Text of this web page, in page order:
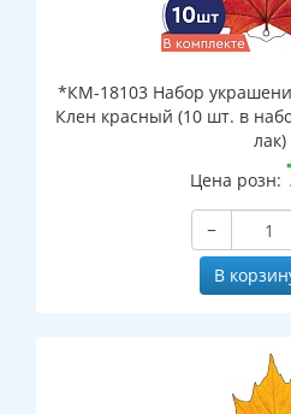
*КМ-18103 Набор
Клен красный (10 шт. в
лак)
Цена розн:
−
В